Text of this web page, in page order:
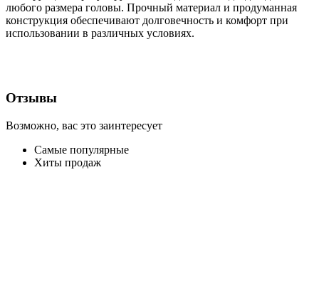
любого размера головы. Прочный материал и продуманная
конструкция обеспечивают долговечность и комфорт при
использовании в различных условиях.
Отзывы
Возможно, вас это заинтересует
Самые популярные
Хиты продаж